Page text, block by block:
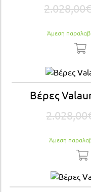
2.028,00€
Άμεση
Βέρες
Άμεση